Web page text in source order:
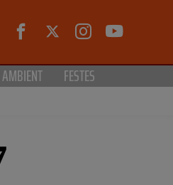
FESTES